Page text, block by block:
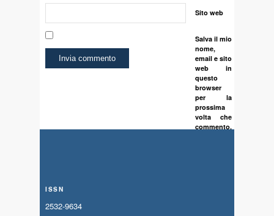
Sito web
Salva il mio
nome,
email e sito
web in
questo
browser
per la
prossima
volta che
commento.
ISSN
2532-9634